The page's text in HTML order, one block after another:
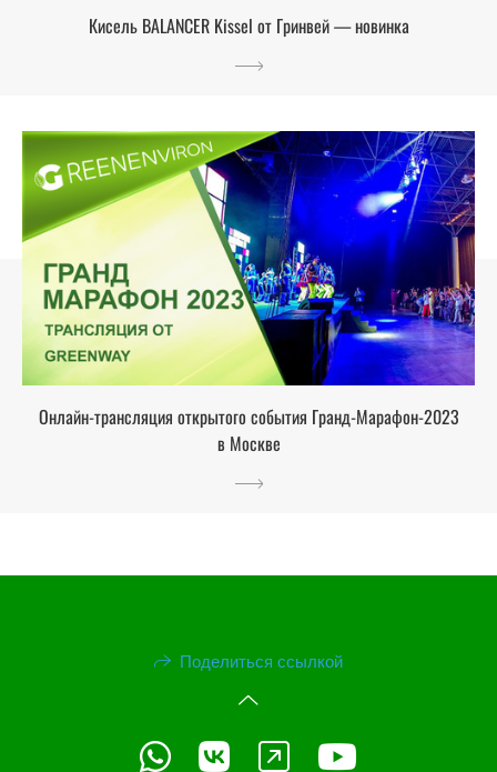
Кисель BALANCER Kissel от Гринвей — новинка
Онлайн-трансляция открытого события Гранд-Марафон-2023
в Москве
Поделиться ссылкой